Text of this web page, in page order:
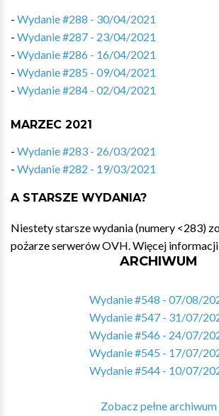
- Wydanie #288 - 30/04/2021
- Wydanie #287 - 23/04/2021
- Wydanie #286 - 16/04/2021
- Wydanie #285 - 09/04/2021
- Wydanie #284 - 02/04/2021
MARZEC 2021
- Wydanie #283 - 26/03/2021
- Wydanie #282 - 19/03/2021
A STARSZE WYDANIA?
Niestety starsze wydania (numery <283)
pożarze serwerów OVH. Więcej
ARCHIWUM
Wydanie #548 - 07/08/
Wydanie #547 - 31/07/
Wydanie #546 - 24/07/
Wydanie #545 - 17/07/
Wydanie #544 - 10/07/
Zobacz pełne archiwum